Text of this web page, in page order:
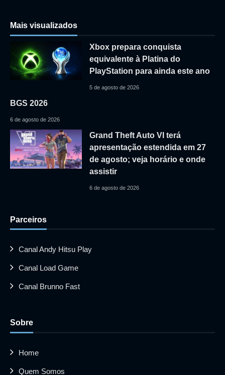
Mais visualizados
Xbox prepara conquista
equivalente à Platina do
PlayStation para ainda este ano
5 de agosto de 2026
BGS 2026
6 de agosto de 2026
Grand Theft Auto VI terá
apresentação estendida em 27
de agosto; veja horário e onde
assistir
6 de agosto de 2026
Parceiros
Canal Andy Hitsu Play
Canal Load Game
Canal Brunno Fast
Sobre
Home
Quem Somos